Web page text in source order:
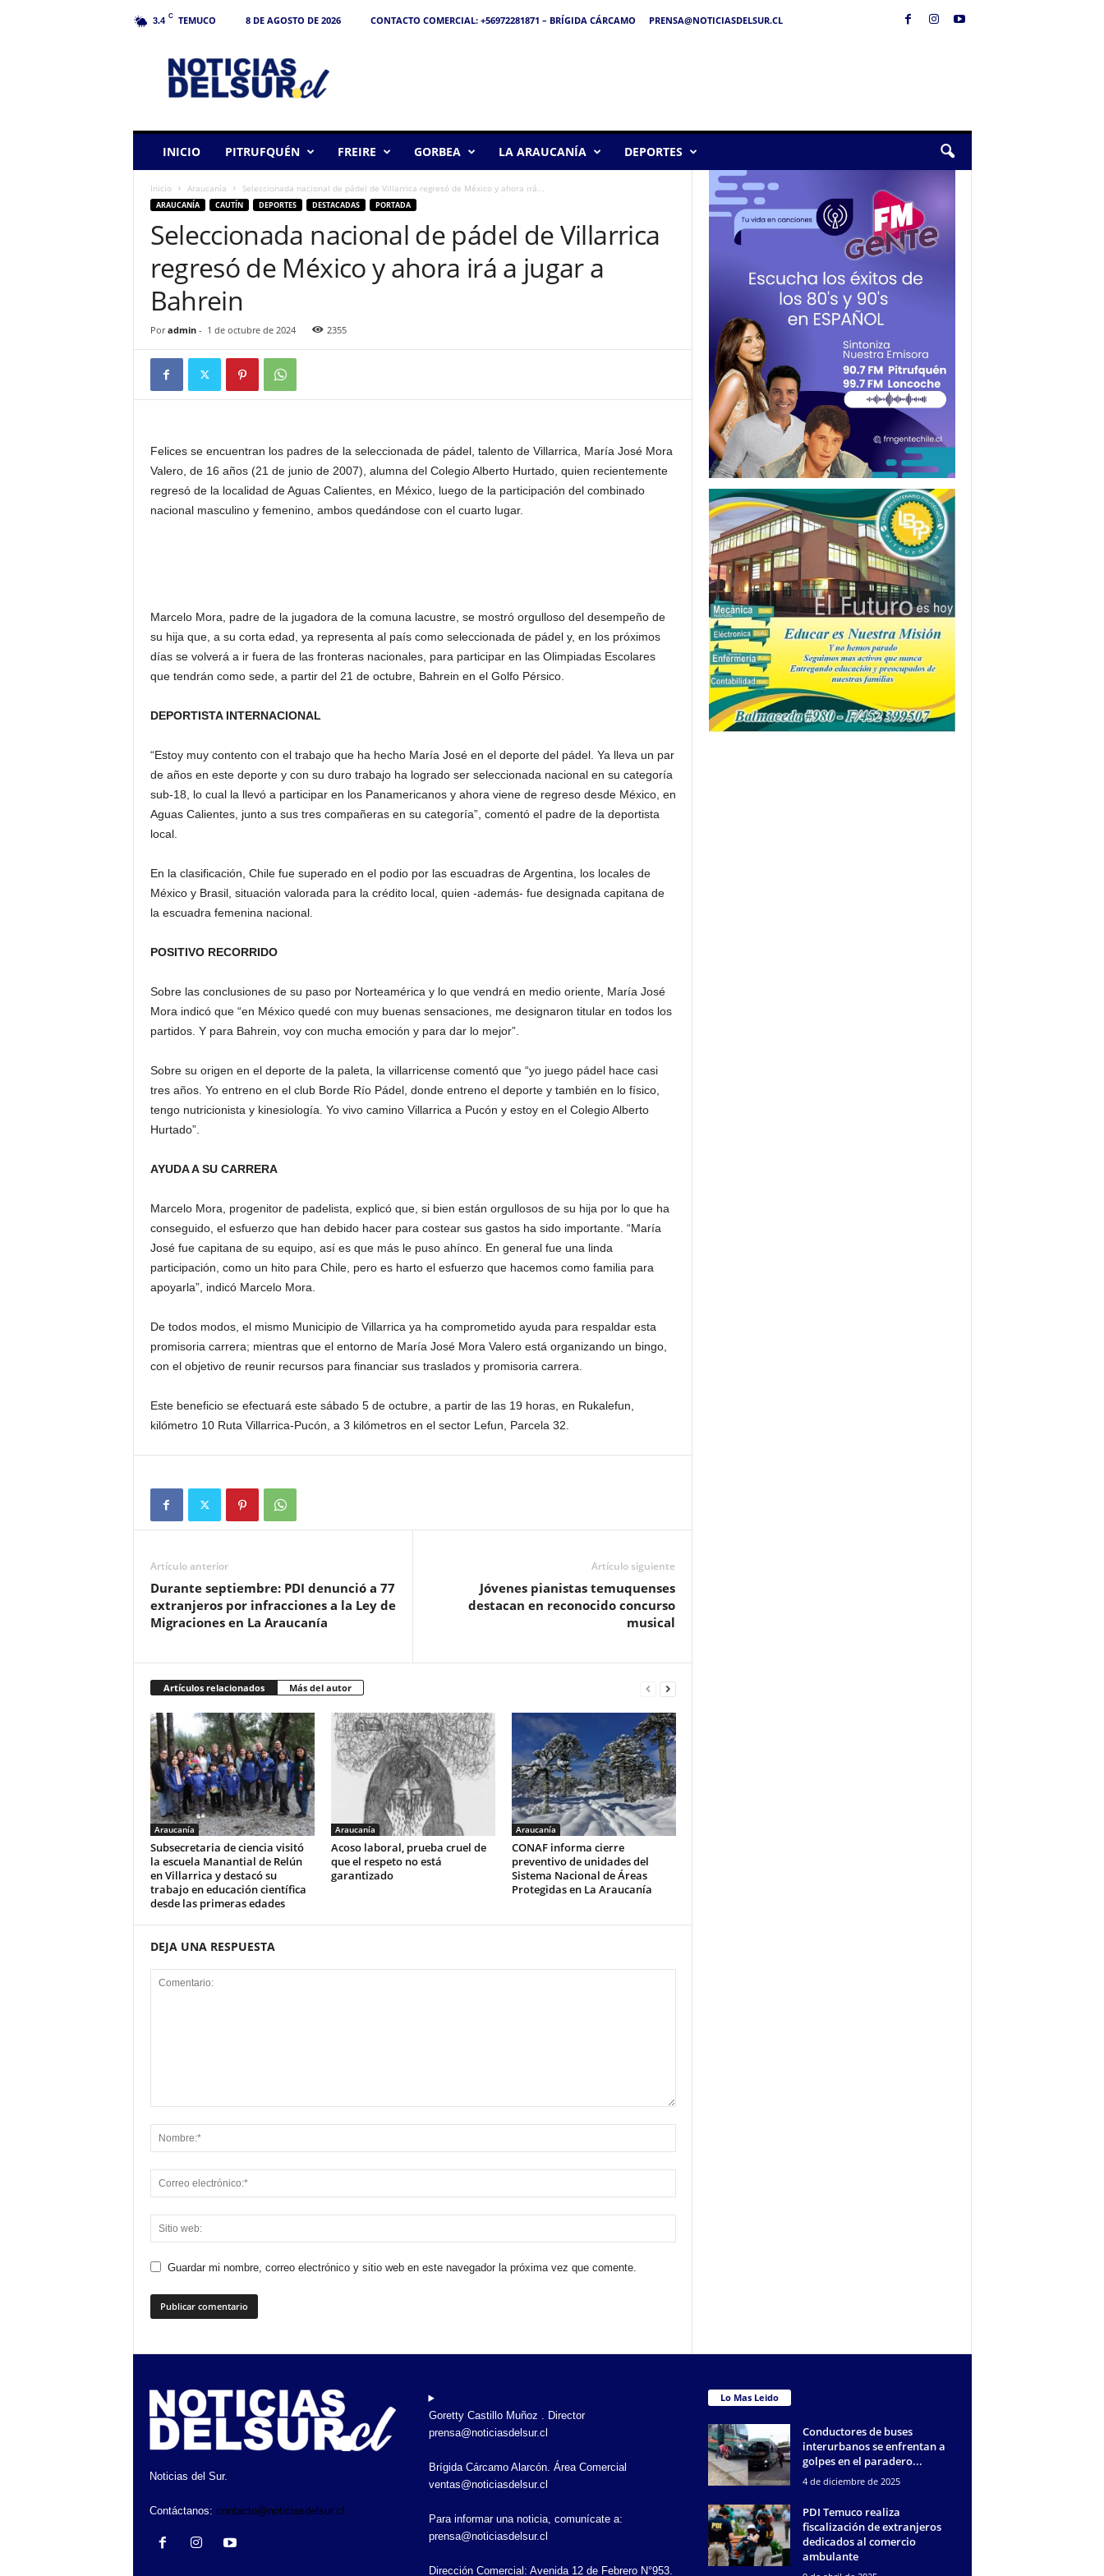
3.4 C TEMUCO 8 DE AGOSTO DE 2026 CONTACTO COMERCIAL: +56972281871 – BRÍGIDA CÁRCAMO
PRENSA@NOTICIASDELSUR.CL
INICIO PITRUFQUÉN FREIRE GORBEA LA ARAUCANÍA DEPORTES
Inicio Araucanía Seleccionada nacional de pádel de Villarrica regresó de México y ahora irá...
ARAUCANÍA CAUTÍN DEPORTES DESTACADAS PORTADA
Seleccionada nacional de pádel de Villarrica
regresó de México y ahora irá a jugar a
Bahrein
Por admin- 1 de octubre de 2024 2355
Felices se encuentran los padres de la seleccionada de pádel, talento de Villarrica, María José Mora
Valero, de 16 años (21 de junio de 2007), alumna del Colegio Alberto Hurtado, quien recientemente
regresó de la localidad de Aguas Calientes, en México, luego de la participación del combinado
nacional masculino y femenino, ambos quedándose con el cuarto lugar.
Marcelo Mora, padre de la jugadora de la comuna lacustre, se mostró orgulloso del desempeño de
su hija que, a su corta edad, ya representa al país como seleccionada de pádel y, en los próximos
días se volverá a ir fuera de las fronteras nacionales, para participar en las Olimpiadas Escolares
que tendrán como sede, a partir del 21 de octubre, Bahrein en el Golfo Pérsico.
DEPORTISTA INTERNACIONAL
“Estoy muy contento con el trabajo que ha hecho María José en el deporte del pádel. Ya lleva un par
de años en este deporte y con su duro trabajo ha logrado ser seleccionada nacional en su categoría
sub-18, lo cual la llevó a participar en los Panamericanos y ahora viene de regreso desde México, en
Aguas Calientes, junto a sus tres compañeras en su categoría”, comentó el padre de la deportista
local.
En la clasificación, Chile fue superado en el podio por las escuadras de Argentina, los locales de
México y Brasil, situación valorada para la crédito local, quien -además- fue designada capitana de
la escuadra femenina nacional.
POSITIVO RECORRIDO
Sobre las conclusiones de su paso por Norteamérica y lo que vendrá en medio oriente, María José
Mora indicó que “en México quedé con muy buenas sensaciones, me designaron titular en todos los
partidos. Y para Bahrein, voy con mucha emoción y para dar lo mejor”.
Sobre su origen en el deporte de la paleta, la villarricense comentó que “yo juego pádel hace casi
tres años. Yo entreno en el club Borde Río Pádel, donde entreno el deporte y también en lo físico,
tengo nutricionista y kinesiología. Yo vivo camino Villarrica a Pucón y estoy en el Colegio Alberto
Hurtado”.
AYUDA A SU CARRERA
Marcelo Mora, progenitor de padelista, explicó que, si bien están orgullosos de su hija por lo que ha
conseguido, el esfuerzo que han debido hacer para costear sus gastos ha sido importante. “María
José fue capitana de su equipo, así es que más le puso ahínco. En general fue una linda
participación, como un hito para Chile, pero es harto el esfuerzo que hacemos como familia para
apoyarla”, indicó Marcelo Mora.
De todos modos, el mismo Municipio de Villarrica ya ha comprometido ayuda para respaldar esta
promisoria carrera; mientras que el entorno de María José Mora Valero está organizando un bingo,
con el objetivo de reunir recursos para financiar sus traslados y promisoria carrera.
Este beneficio se efectuará este sábado 5 de octubre, a partir de las 19 horas, en Rukalefun,
kilómetro 10 Ruta Villarrica-Pucón, a 3 kilómetros en el sector Lefun, Parcela 32.
Artículo anterior
Durante septiembre: PDI denunció a 77
extranjeros por infracciones a la Ley de
Migraciones en La Araucanía
Artículo siguiente
Jóvenes pianistas temuquenses
destacan en reconocido concurso
musical
Artículos relacionados Más del autor
Araucanía
Subsecretaria de ciencia visitó
la escuela Manantial de Relún
en Villarrica y destacó su
trabajo en educación científica
desde las primeras edades
Araucanía
Acoso laboral, prueba cruel de
que el respeto no está
garantizado
Araucanía
CONAF informa cierre
preventivo de unidades del
Sistema Nacional de Áreas
Protegidas en La Araucanía
DEJA UNA RESPUESTA
Guardar mi nombre, correo electrónico y sitio web en este navegador la próxima vez que comente.
Noticias del Sur.
Contáctanos: contacto@noticiasdelsur.cl
Goretty Castillo Muñoz . Director
prensa@noticiasdelsur.cl
Brígida Cárcamo Alarcón. Área Comercial
ventas@noticiasdelsur.cl
Para informar una noticia, comunícate a:
prensa@noticiasdelsur.cl
Dirección Comercial: Avenida 12 de Febrero N°953.
Lo Mas Leido
Conductores de buses
interurbanos se enfrentan a
golpes en el paradero...
4 de diciembre de 2025
PDI Temuco realiza
fiscalización de extranjeros
dedicados al comercio
ambulante